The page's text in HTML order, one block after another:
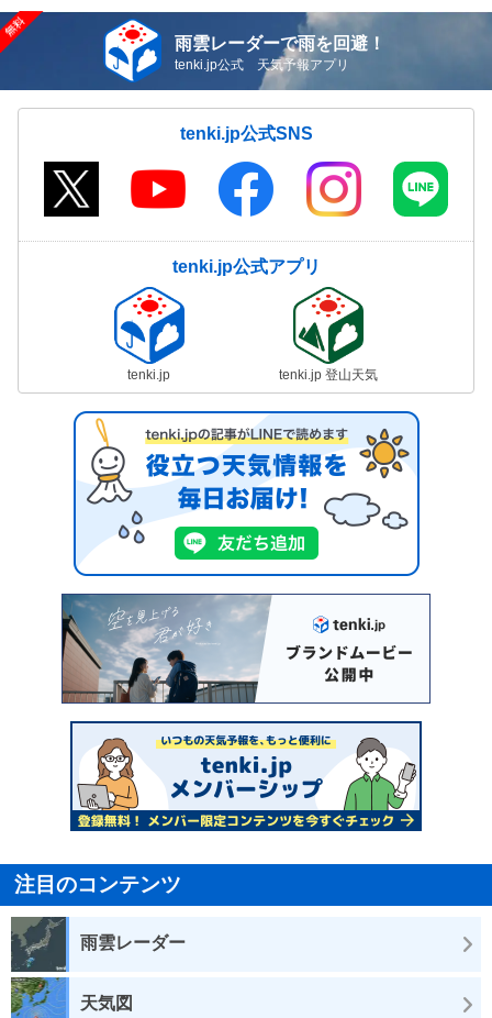
雨雲レーダーで雨を回避！
tenki.jp公式 天気予報アプリ
tenki.jp公式SNS
tenki.jp公式アプリ
tenki.jp tenki.jp 登山天気
注目のコンテンツ
雨雲レーダー
天気図